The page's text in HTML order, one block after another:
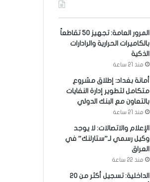
المرور العامة: تجهيز 50 تقاطعاً
بالكاميرات الحرارية والرادارات
الذكية
منذ 21 ساعة
أمانة بغداد: إطلاق مشروع
متكامل لتطوير إدارة النفايات
بالتعاون مع البنك الدولي
منذ 21 ساعة
الإعلام والاتصالات: لا يوجد
وكيل رسمي لـ”ستارلنك” في
العراق
منذ 22 ساعة
الداخلية: تسجيل أكثر من 20